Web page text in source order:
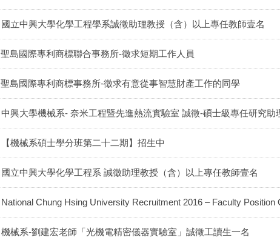
國立中興大學化學工程學系誠徵助理教授（含）以上專任教師壹名
聖島國際專利商標聯合事務所-徵求短期工作人員
聖島國際專利商標事務所-徵求有意從事智慧財產工作的同學
中興大學機械系- 奈米工程暨先進熱流實驗室 誠徵-碩士級專任研究助
【機械系碩士學分班第二十二期】招生中
國立中興大學化學工程系 誠徵助理教授（含）以上專任教師壹名
National Chung Hsing University Recruitment 2016 – Faculty Position
機械系-劉建宏老師「光機電精密儀器實驗室」誠徵工讀生一名